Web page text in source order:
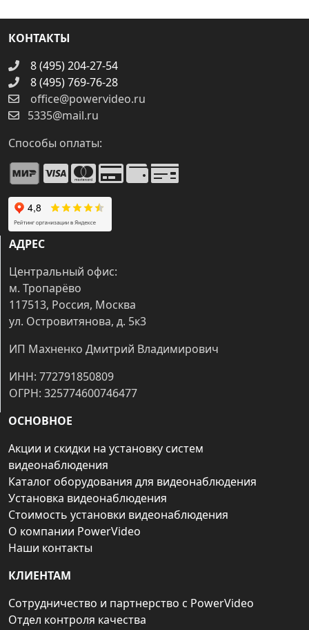
КОНТАКТЫ
8 (495) 204-27-54
8 (495) 769-76-28
office@powervideo.ru
5335@mail.ru
Способы оплаты:
АДРЕС
Центральный офис:
м. Тропарёво
117513, Россия, Москва
ул. Островитянова, д. 5к3
ИП Махненко Дмитрий Владимирович
ИНН: 772791850809
ОГРН: 325774600746477
ОСНОВНОЕ
Акции и скидки на установку систем
видеонаблюдения
Каталог оборудования для видеонаблюдения
Установка видеонаблюдения
Стоимость установки видеонаблюдения
О компании PowerVideo
Наши контакты
КЛИЕНТАМ
Сотрудничество и партнерство с PowerVideo
Отдел контроля качества